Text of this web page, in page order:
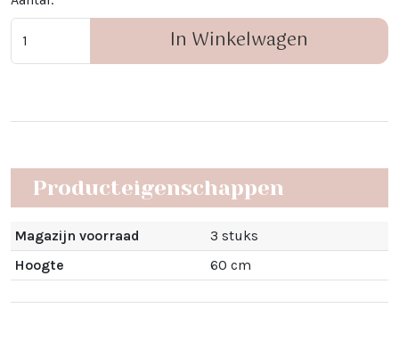
In Winkelwagen
Producteigenschappen
Magazijn voorraad
3 stuks
Hoogte
60 cm